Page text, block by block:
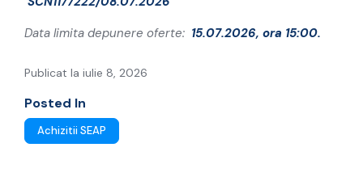
Data limita depunere oferte: 15.07.2026, ora 15:00.
Publicat la iulie 8, 2026
Posted In
Achizitii SEAP